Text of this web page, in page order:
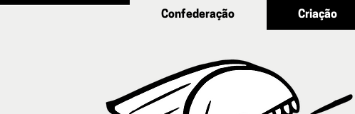
Confederação Criação